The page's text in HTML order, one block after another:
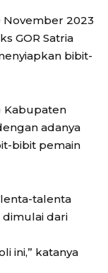
2023
GOR Satria
bibit-
Kabupaten
adanya
bibit pemain
talenta
dari
ini,” katanya